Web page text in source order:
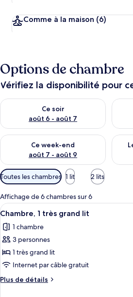
Comme à la maison (6)
Options de chambre
Vérifiez la disponibilité pour
Ce soir
août 6 - août 7
Vérifier la disponibilité pour ce soir
Ce week-end
août 7 - août 9
Vérifier la disponibilité pour ce week-
Filtres
disponibles
pour
les
chambres
Toutes les chambres 1 lit 2 lits
Affichage de 6 chambres sur 6
Afficher
toutes
les
photos
pour
ce
type
de
Une
1
Chambre, 1 très grand lit
1 chambre
3 personnes
1 très grand lit
Internet par câble gratuit
Plus de détails
Plus